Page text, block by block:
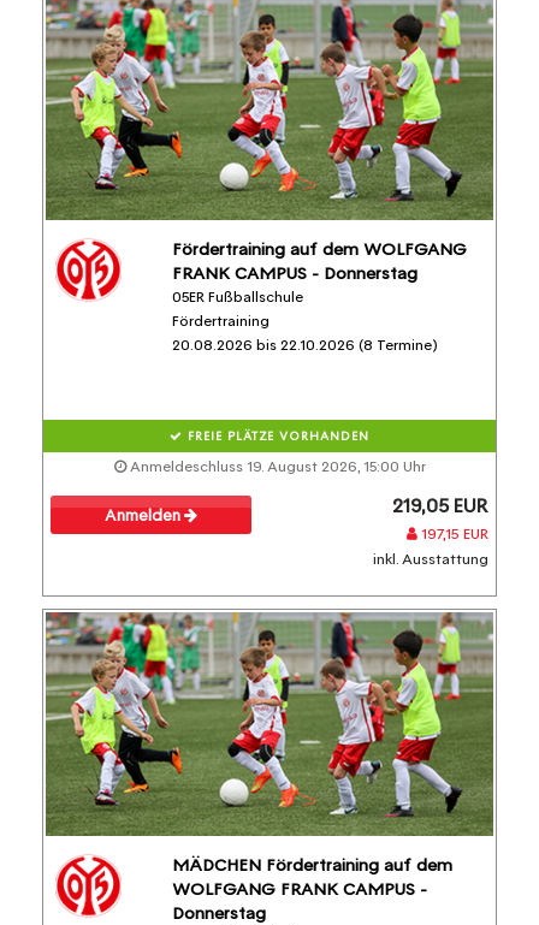
Fördertraining auf dem WOLFGANG
FRANK CAMPUS - Donnerstag
05ER Fußballschule
Fördertraining
20.08.2026 bis 22.10.2026 (8 Termine)
FREIE PLÄTZE VORHANDEN
Anmeldeschluss 19. August 2026, 15:00 Uhr
Anmelden 219,05 EUR
197,15 EUR
inkl. Ausstattung
MÄDCHEN Fördertraining auf dem
WOLFGANG FRANK CAMPUS -
Donnerstag